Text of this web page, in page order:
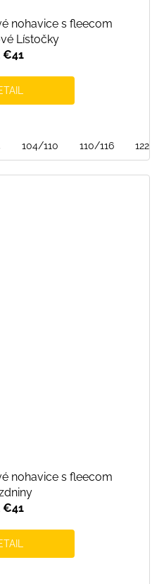
nohavice s fleecom
Lístočky
€41
104/110 110/116 122/
nohavice s fleecom
€41